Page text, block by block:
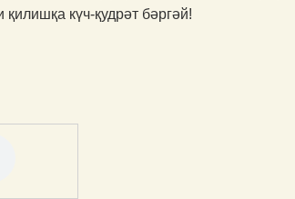
күч-қудрәт бәргәй!